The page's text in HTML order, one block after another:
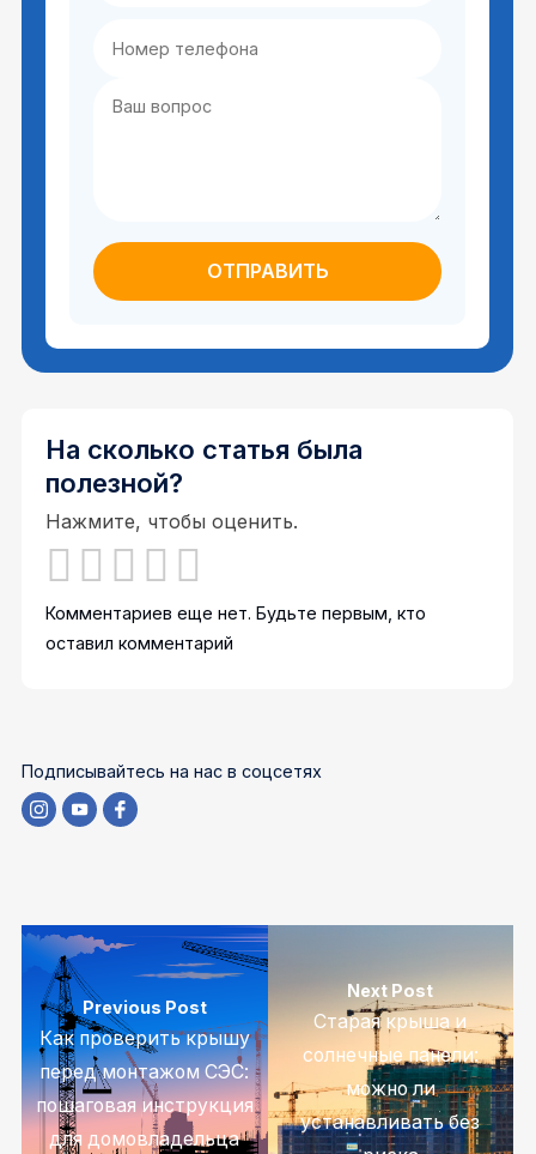
На сколько статья была
полезной?
Нажмите, чтобы оценить.
Комментариев еще нет. Будьте первым, кто
оставил комментарий
Подписывайтесь на нас в соцсетях
Previous Post
Как проверить крышу
перед монтажом СЭС:
пошаговая инструкция
для домовладельца
Next Post
Старая крыша и
солнечные панели:
можно ли
устанавливать без